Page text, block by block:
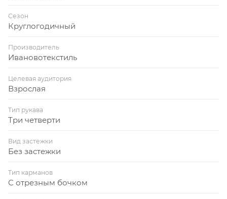
Сезон
Круглогодичный
Производитель
Ивановотекстиль
Целевая аудитория
Взрослая
Тип рукава
Три четверти
Вид застежки
Без застежки
Тип карманов
С отрезным бочком